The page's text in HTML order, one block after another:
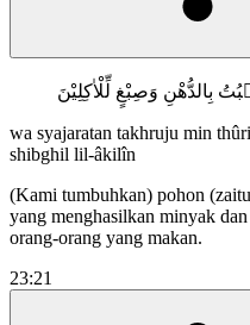
وَصِبْغٍ لِّلْاٰكِلِيْنَ
wa syajaratan takhruju min
shibghil lil-âkilîn
(Kami tumbuhkan) pohon
yang menghasilkan minyak
orang-orang yang makan.
23:21